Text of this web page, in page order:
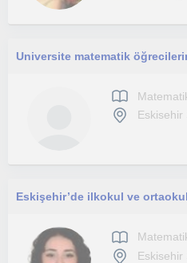
Universite matematik
Eskisehir
Eskisehir